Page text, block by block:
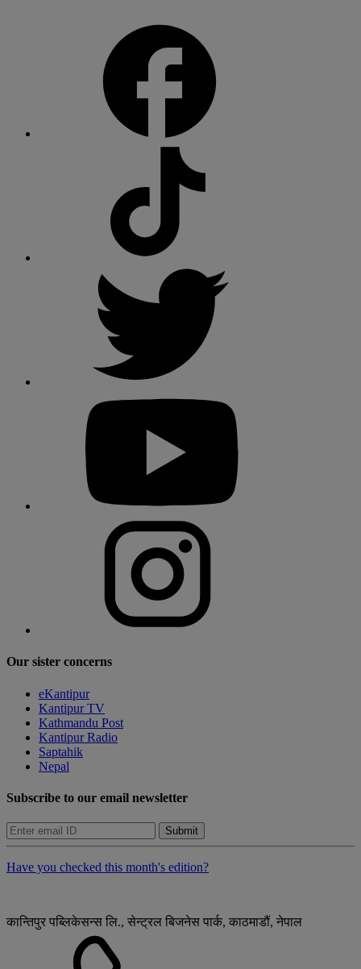
Our sister concerns
eKantipur
Kantipur TV
Kathmandu Post
Kantipur Radio
Saptahik
Nepal
Subscribe to our email newsletter
Submit
Have you checked this month's edition?
कान्तिपुर पब्लिकेसन्स लि., सेन्ट्रल बिजनेस पार्क, काठमाडौं, नेपाल